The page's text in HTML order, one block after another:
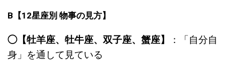
B 【12星座別物事の見方】
◯【牡羊座、牡牛座、双子座、蟹座】
：「自分自
身」を通して見ている